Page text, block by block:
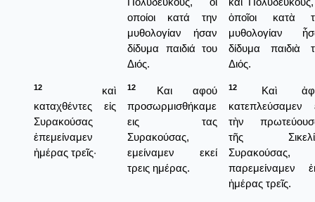
οποίοι κατά την
μυθολογίαν ήσαν
δίδυμα παιδιά του
Διός.
ὁποῖοι κατὰ
μυθολογίαν
δίδυμα παιδιὰ
Διός.
12
καὶ
καταχθέντες εἰς
Συρακούσας
ἐπεμείναμεν
ἡμέρας τρεῖς·
12
Και αφού
προσωρμισθήκαμε
εις τας
Συρακούσας,
εμείναμεν εκεί
τρεις ημέρας.
12
Καὶ
κατεπλεύσαμεν
τὴν
τῆς
Συρακούσας,
παρεμείναμεν
ἡμέρας τρεῖς.